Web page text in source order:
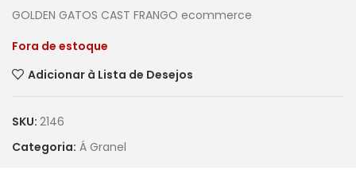
GOLDEN GATOS CAST FRANGO ecommerce
Fora de estoque
Adicionar à Lista de Desejos
SKU: 2146
Categoria: Á Granel